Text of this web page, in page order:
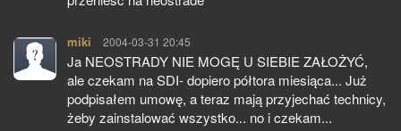
miki pisze:
2004-03-31 20:45
Ja NEOSTRADY NIE MOGĘ U SIEBIE ZAŁOŻYĆ,
ale czekam na SDI- dopiero półtora miesiąca... Już
podpisałem umowę, a teraz mają przyjechać technicy,
żeby zainstalować wszystko... no i czekam...